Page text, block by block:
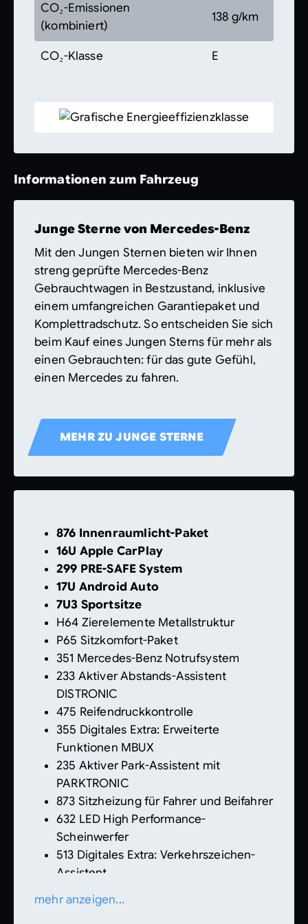
CO₂-Emissionen
(kombiniert)
138 g/km
CO₂-Klasse E
Informationen zum Fahrzeug
Junge Sterne von Mercedes-Benz
Mit den Jungen Sternen bieten wir Ihnen
streng geprüfte Mercedes-Benz
Gebrauchtwagen in Bestzustand, inklusive
einem umfangreichen Garantiepaket und
Komplettradschutz. So entscheiden Sie sich
beim Kauf eines Jungen Sterns für mehr als
einen Gebrauchten: für das gute Gefühl,
einen Mercedes zu fahren.
MEHR ZU JUNGE STERNE
876 Innenraumlicht-Paket
16U Apple CarPlay
299 PRE-SAFE System
17U Android Auto
7U3 Sportsitze
H64 Zierelemente Metallstruktur
P65 Sitzkomfort-Paket
351 Mercedes-Benz Notrufsystem
233 Aktiver Abstands-Assistent
DISTRONIC
475 Reifendruckkontrolle
355 Digitales Extra: Erweiterte
Funktionen MBUX
235 Aktiver Park-Assistent mit
PARKTRONIC
873 Sitzheizung für Fahrer und Beifahrer
632 LED High Performance-
Scheinwerfer
513 Digitales Extra: Verkehrszeichen-
Assistent
Instrumenten-Display
mehr anzeigen...